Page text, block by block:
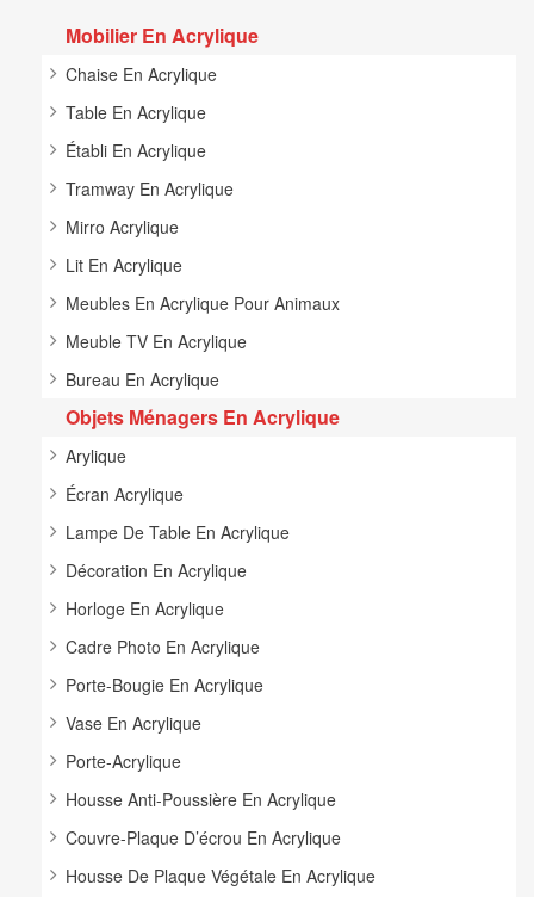
Mobilier En Acrylique
Chaise En Acrylique
Table En Acrylique
Établi En Acrylique
Tramway En Acrylique
Mirro Acrylique
Lit En Acrylique
Meubles En Acrylique Pour Animaux
Meuble TV En Acrylique
Bureau En Acrylique
Objets Ménagers En Acrylique
Arylique
Écran Acrylique
Lampe De Table En Acrylique
Décoration En Acrylique
Horloge En Acrylique
Cadre Photo En Acrylique
Porte-Bougie En Acrylique
Vase En Acrylique
Porte-Acrylique
Housse Anti-Poussière En Acrylique
Couvre-Plaque D’écrou En Acrylique
Housse De Plaque Végétale En Acrylique